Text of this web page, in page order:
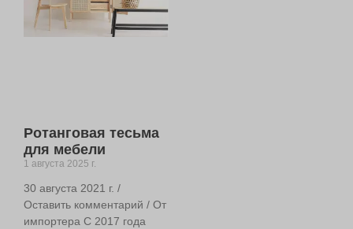
Ротанговая тесьма
для мебели
1 августа 2025 г.
30 августа 2021 г. /
Оставить комментарий / От
импортера С 2017 года